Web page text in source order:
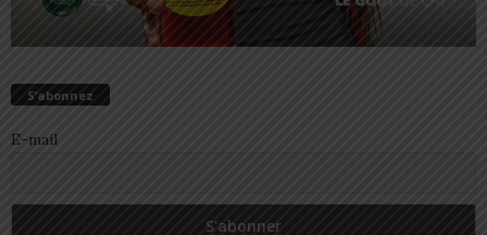
S’abonnez
E-mail